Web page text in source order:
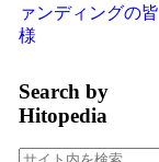
ァンディングの皆
様
Search by
Hitopedia